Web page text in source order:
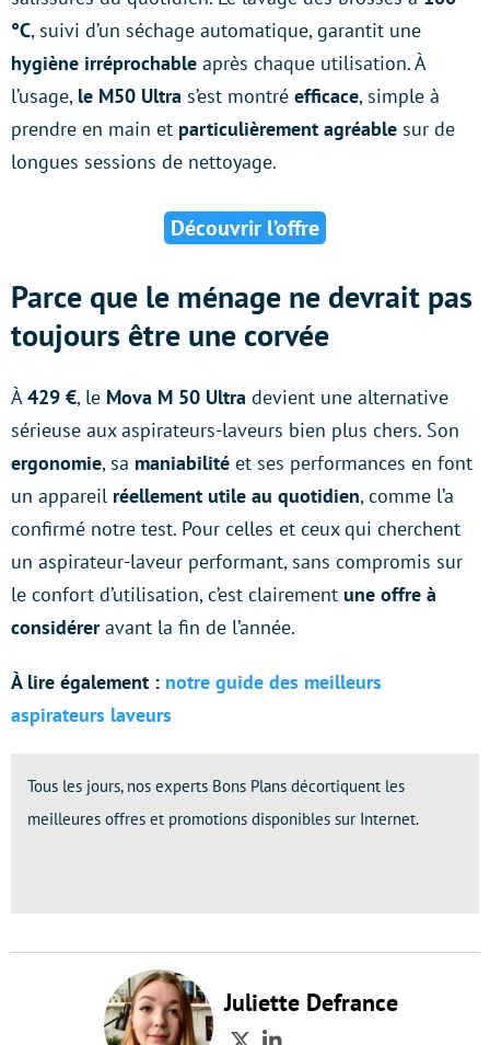
°C, suivi d’un séchage automatique, garantit une
hygiène irréprochable après chaque utilisation. À
l’usage, le M50 Ultra s’est montré efficace, simple à
prendre en main et particulièrement agréable sur de
longues sessions de nettoyage.
Découvrir l’offre
Parce que le ménage ne devrait pas
toujours être une corvée
À 429 €, le Mova M 50 Ultra devient une alternative
sérieuse aux aspirateurs-laveurs bien plus chers. Son
ergonomie, sa maniabilité et ses performances en font
un appareil réellement utile au quotidien, comme l’a
confirmé notre test. Pour celles et ceux qui cherchent
un aspirateur-laveur performant, sans compromis sur
le confort d’utilisation, c’est clairement une offre à
considéreravant la fin de l’année.
À lire également : notre guide des meilleurs
aspirateurs laveurs
Tous les jours, nos experts Bons Plans décortiquent les
meilleures offres et promotions disponibles sur Internet.
Juliette Defrance